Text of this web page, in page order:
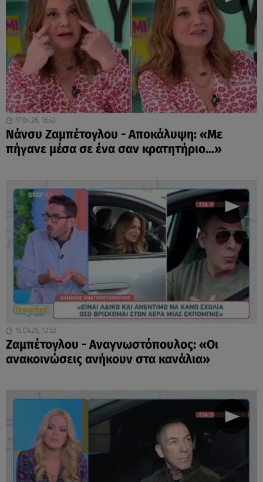
17.04.26, 16:43
Νάνσυ Ζαμπέτογλου - Αποκάλυψη: «Με
πήγανε μέσα σε ένα σαν κρατητήριο...»
15.04.26, 13:52
Ζαμπέτογλου - Αναγνωστόπουλος: «Οι
ανακοινώσεις ανήκουν στα κανάλια»